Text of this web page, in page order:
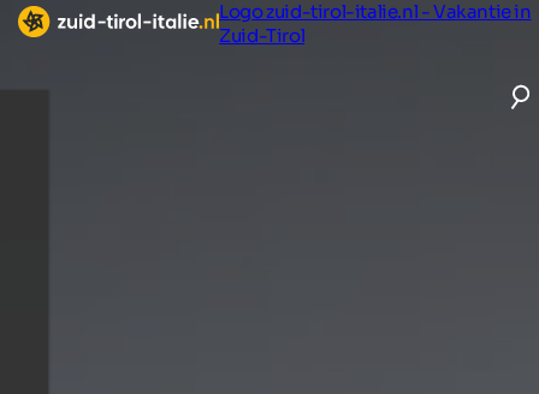
Logo zuid-tirol-italie.nl - Vakantie in
Zuid-Tirol